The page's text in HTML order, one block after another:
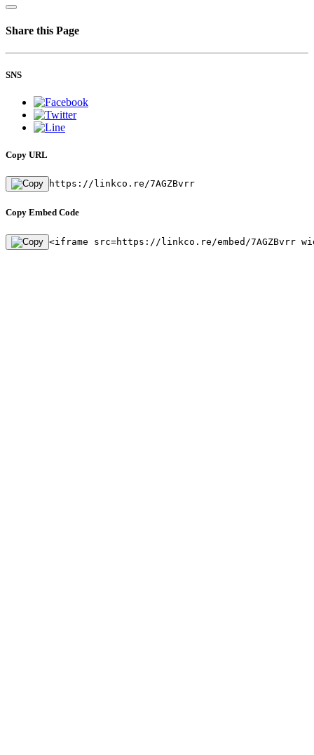
Share this Page
SNS
Copy URL
https://linkco.re/7AGZBvrr
Copy Embed Code
<iframe src=https://linkco.re/embed/7AGZBvrr